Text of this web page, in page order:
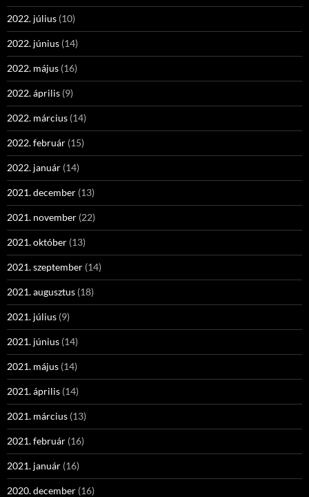
2022. július (10)
2022. június (14)
2022. május (16)
2022. április (9)
2022. március (14)
2022. február (15)
2022. január (14)
2021. december (13)
2021. november (22)
2021. október (13)
2021. szeptember (14)
2021. augusztus (18)
2021. július (9)
2021. június (14)
2021. május (14)
2021. április (14)
2021. március (13)
2021. február (16)
2021. január (16)
2020. december (16)